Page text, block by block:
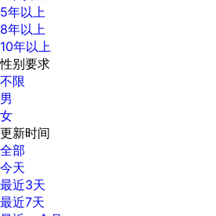
5年以上
8年以上
10年以上
性别要求
不限
男
女
更新时间
全部
今天
最近3天
最近7天